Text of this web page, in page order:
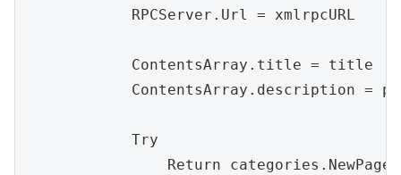
            RPCServer.Url = xmlrpcURL
            ContentsArray.title = title
ContentsArray.description =
            Try
Return